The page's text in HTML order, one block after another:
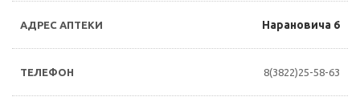
Нарановича 6
8(3822)25-58-63